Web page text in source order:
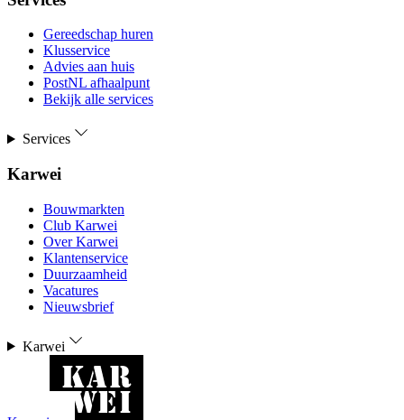
Gereedschap huren
Klusservice
Advies aan huis
PostNL afhaalpunt
Bekijk alle services
Services
Karwei
Bouwmarkten
Club Karwei
Over Karwei
Klantenservice
Duurzaamheid
Vacatures
Nieuwsbrief
Karwei